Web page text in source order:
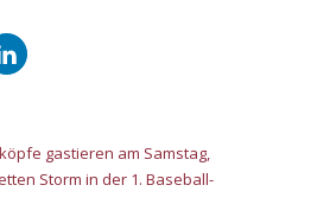
gastieren am Samstag,
Storm in der 1. Baseball-